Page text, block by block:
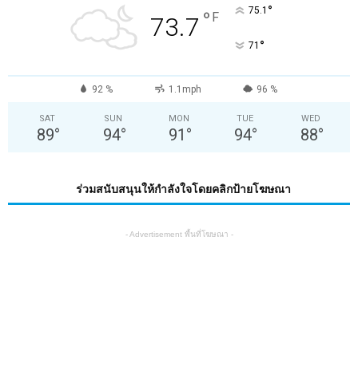
73.7 ° F 75.1 °
71 °
92 % 1.1mph 96 %
SAT
89°
SUN
94°
MON
91 °
TUE
94°
WED
88°
ร่วมสนับสนุนให้กำลังใจโดยคลิกป้ายโฆษณา
- Advertisement พื้นที่โฆษณา -